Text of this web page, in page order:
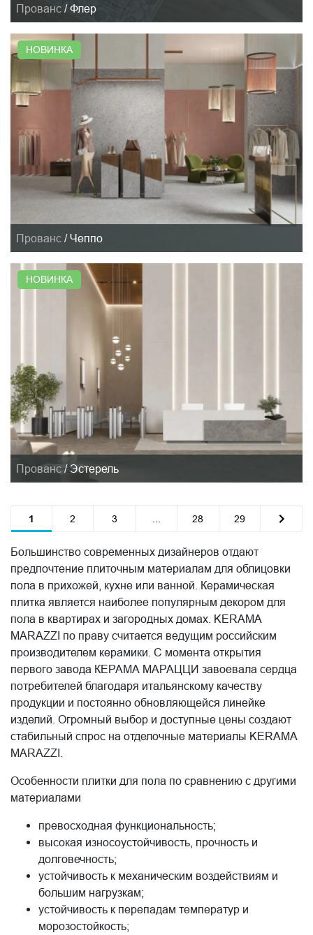
Прованс / Флер
НОВИНКА
Прованс / Чеппо
НОВИНКА
Прованс / Эстерель
1 2 3 28 29
Большинство современных дизайнеров отдают
предпочтение плиточным материалам для облицовки
пола в прихожей, кухне или ванной. Керамическая
плитка является наиболее популярным декором для
пола в квартирах и загородных домах. KERAMA
MARAZZI по праву считается ведущим российским
производителем керамики. С момента открытия
первого завода КЕРАМА МАРАЦЦИ завоевала сердца
потребителей благодаря итальянскому качеству
продукции и постоянно обновляющейся линейке
изделий. Огромный выбор и доступные цены создают
стабильный спрос на отделочные материалы KERAMA
MARAZZI.
Особенности плитки для пола по сравнению с другими
материалами
превосходная функциональность;
высокая износоустойчивость, прочность и
долговечность;
устойчивость к механическим воздействиям и
большим нагрузкам;
устойчивость к перепадам температур и
морозостойкость;